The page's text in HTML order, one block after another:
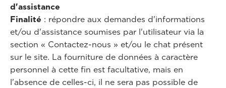
d'assistance
Finalité : répondre aux demandes d'informations
et/ou d'assistance soumises par l'utilisateur via la
section « Contactez-nous » et/ou le chat présent
sur le site. La fourniture de données à caractère
personnel à cette fin est facultative, mais en
l'absence de celles-ci, il ne sera pas possible de